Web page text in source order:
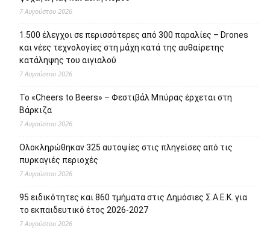
7 Αυγούστου 2026
1.500 έλεγχοι σε περισσότερες από 300 παραλίες – Drones
και νέες τεχνολογίες στη μάχη κατά της αυθαίρετης
κατάληψης του αιγιαλού
7 Αυγούστου 2026
Το «Cheers to Beers» – Φεστιβάλ Μπύρας έρχεται στη
Βάρκιζα
7 Αυγούστου 2026
Ολοκληρώθηκαν 325 αυτοψίες στις πληγείσες από τις
πυρκαγιές περιοχές
7 Αυγούστου 2026
95 ειδικότητες και 860 τμήματα στις Δημόσιες Σ.Α.Ε.Κ. για
το εκπαιδευτικό έτος 2026-2027
7 Αυγούστου 2026